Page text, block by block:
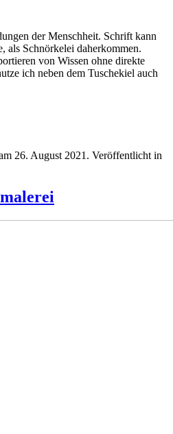
der Menschheit. Schrift kann
als Schnörkelei daherkommen.
von Wissen ohne direkte
ich neben dem Tuschekiel auch
26. August 2021 . Veröffentlicht in